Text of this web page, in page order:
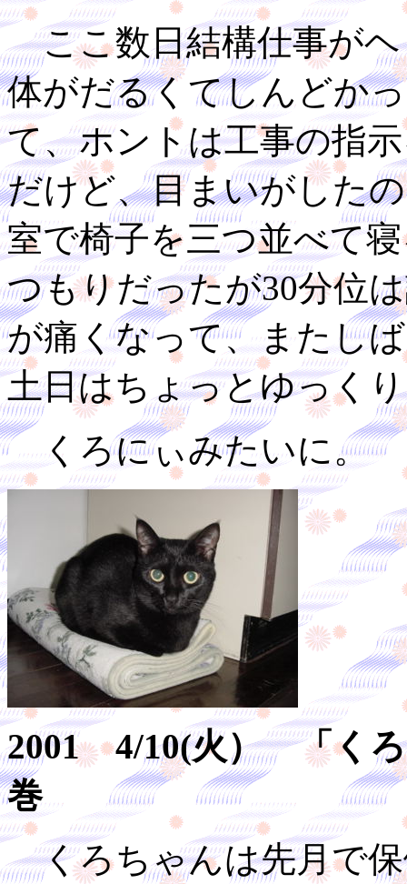
ここ数日結構仕事がヘ
体がだるくてしんどか
て、ホントは工事の指
だけど、目まいがした
室で椅子を三つ並べて
つもりだったが30分位
が痛くなって、またし
土日はちょっとゆっく
くろにぃみたいに。
2001 4/10(火） 「くろ
巻
くろちゃんは先月で保